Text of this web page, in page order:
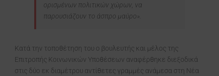
ορισμένων πολιτικών χώρων, να
παρουσιάζουν το άσπρο μαύρο».
Κατά την τοποθέτηση του ο βουλευτής και μέλος της
Επιτροπής Κοινωνικών Υποθέσεων αναφέρθηκε διεξοδικά
στις δύο εκ διαμέτρου αντίθετες γραμμές ανάμεσα στη Νέα